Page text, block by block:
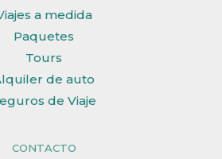
a medida
Paquetes
Tours
de auto
de Viaje
CONTACTO